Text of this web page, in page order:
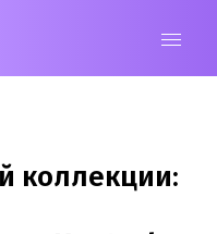
коллекции: